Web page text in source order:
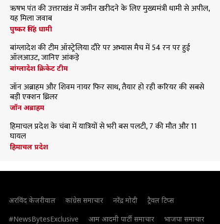
ऋषभ पंत की उत्तराखंड में जमीन खरीदने के लिए मुख्यमंत्री धामी से अपील,
यह मिला जवाब
पुष्कर सिंह धामी
बांग्लादेश की टीम ऑस्ट्रेलिया दौरे पर अभ्यास मैच में 54 रन पर हुई
ऑलआउट, जानिए आंकड़े
बांग्लादेश क्रिकेट टीम
जॉन अब्राहम और शिवम नायर फिर साथ, तैयार हो रही करियर की सबसे
बड़ी एक्शन थ्रिलर
जॉन अब्राहम
हिमाचल प्रदेश के चंबा में यात्रियों से भरी बस पलटी, 7 की मौत और 11
घायल
हिमाचल प्रदेश
अरविंद केजरीवाल कांग्रेस समाचार नरेंद्र मोदी
ट्रैवल टिप्स
#NewsBytesExclusive
आम आदमी पार्टी समाचार
भाजपा समाचार